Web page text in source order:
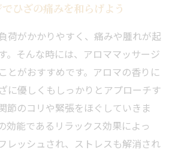
ひざの痛みを和らげよう
荷がかかりやすく、痛みや腫れが起
。そんな時には、アロママッサージ
とがおすすめです。アロマの香りに
に優しくもしっかりとアプローチす
節のコリや緊張をほぐしていきま
効能であるリラックス効果によっ
レッシュされ、ストレスも解消され